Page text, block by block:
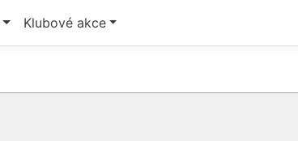
Klubové akce